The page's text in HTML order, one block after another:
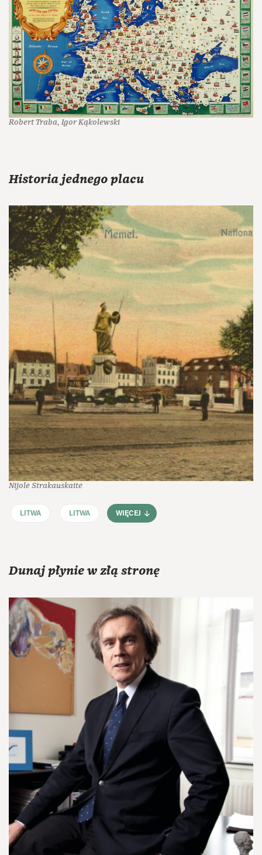
Robert Traba, Igor Kąkolewski
Historia jednego placu
Nijolė Strakauskaitė
LITWA LITWA WIĘCEJ
Dunaj płynie w złą stronę